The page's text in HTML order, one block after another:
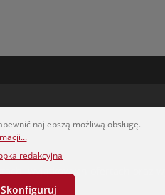
wyjątkowych ofertach oraz
najlepszą możliwą obsługę.
redakcyjna
Skonfiguruj